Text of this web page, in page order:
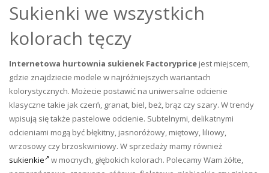
Sukienki we wszystkich
kolorach tęczy
Internetowa hurtownia sukienek Factoryprice jest miejscem,
gdzie znajdziecie modele w najróżniejszych wariantach
kolorystycznych. Możecie postawić na uniwersalne odcienie
klasyczne takie jak czerń, granat, biel, beż, brąz czy szary. W trendy
wpisują się także pastelowe odcienie. Subtelnymi, delikatnymi
odcieniami mogą być błękitny, jasnoróżowy, miętowy, liliowy,
wrzosowy czy brzoskwiniowy. W sprzedaży mamy również
sukienkie
w mocnych, głębokich kolorach. Polecamy Wam żółte,